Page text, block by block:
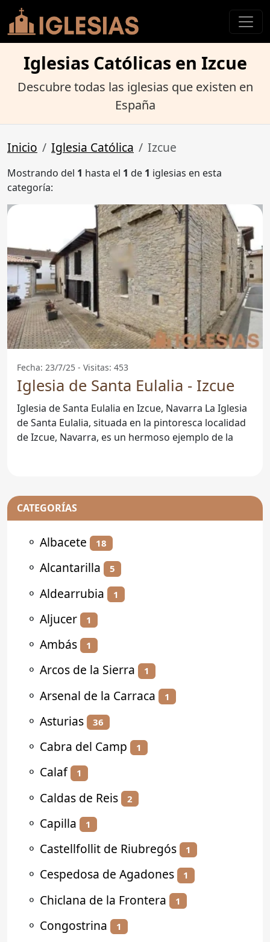
Iglesias Católicas en Izcue
Descubre todas las iglesias que existen en
España
Inicio Iglesia Católica Izcue
Mostrando del 1 hasta el 1 de 1 iglesias en esta
categoría:
Fecha: 23/7/25 - Visitas: 453
Iglesia de Santa Eulalia - Izcue
Iglesia de Santa Eulalia en Izcue, Navarra La Iglesia
de Santa Eulalia, situada en la pintoresca localidad
de Izcue, Navarra, es un hermoso ejemplo de la
CATEGORÍAS
⚬ Albacete 18
⚬ Alcantarilla 5
⚬ Aldearrubia 1
⚬ Aljucer 1
⚬ Ambás 1
⚬ Arcos de la Sierra 1
⚬ Arsenal de la Carraca 1
⚬ Asturias 36
⚬ Cabra del Camp 1
⚬ Calaf 1
⚬ Caldas de Reis 2
⚬ Capilla 1
⚬ Castellfollit de Riubregós 1
⚬ Cespedosa de Agadones 1
⚬ Chiclana de la Frontera 1
⚬ Congostrina 1